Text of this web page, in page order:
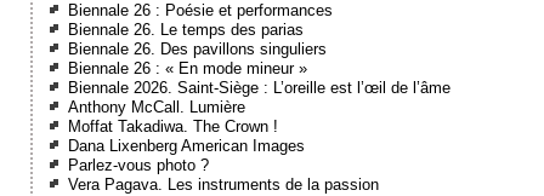
Biennale 26 : Poésie et performances
Biennale 26. Le temps des parias
Biennale 26. Des pavillons singuliers
Biennale 26 : « En mode mineur »
Biennale 2026. Saint-Siège : L’oreille est l’œil de l’âme
Anthony McCall. Lumière
Moffat Takadiwa. The Crown !
Dana Lixenberg American Images
Parlez-vous photo ?
Vera Pagava. Les instruments de la passion